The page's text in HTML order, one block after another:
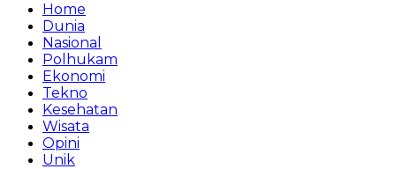
Home
Dunia
Nasional
Polhukam
Ekonomi
Tekno
Kesehatan
Wisata
Opini
Unik